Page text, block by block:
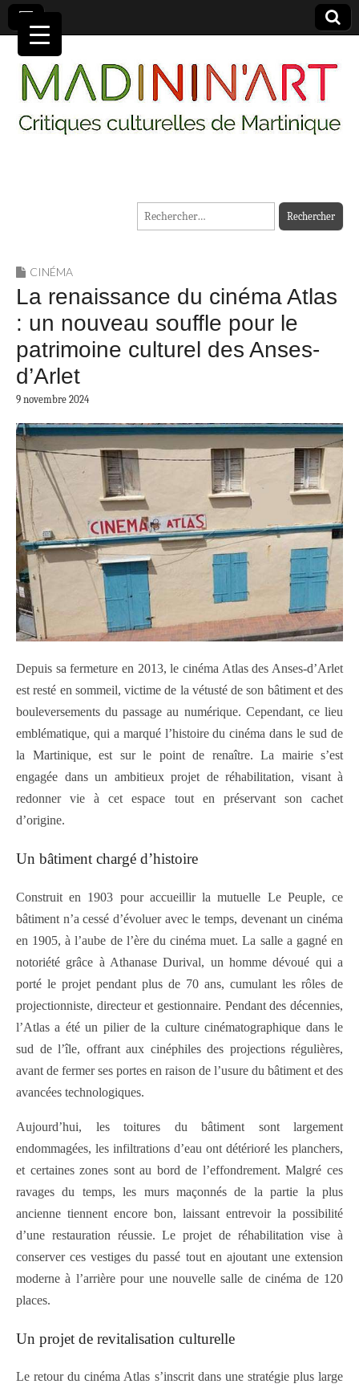
MADININ'ART
Rechercher :
CINÉMA
La renaissance du cinéma Atlas
: un nouveau souffle pour le
patrimoine culturel des Anses-
d’Arlet
9 novembre 2024
Depuis sa fermeture en 2013, le cinéma Atlas des Anses-d’Arlet
est resté en sommeil, victime de la vétusté de son bâtiment et des
bouleversements du passage au numérique. Cependant, ce lieu
emblématique, qui a marqué l’histoire du cinéma dans le sud de
la Martinique, est sur le point de renaître. La mairie s’est
engagée dans un ambitieux projet de réhabilitation, visant à
redonner vie à cet espace tout en préservant son cachet
d’origine.
Un bâtiment chargé d’histoire
Construit en 1903 pour accueillir la mutuelle Le Peuple, ce
bâtiment n’a cessé d’évoluer avec le temps, devenant un cinéma
en 1905, à l’aube de l’ère du cinéma muet. La salle a gagné en
notoriété grâce à Athanase Durival, un homme dévoué qui a
porté le projet pendant plus de 70 ans, cumulant les rôles de
projectionniste, directeur et gestionnaire. Pendant des décennies,
l’Atlas a été un pilier de la culture cinématographique dans le
sud de l’île, offrant aux cinéphiles des projections régulières,
avant de fermer ses portes en raison de l’usure du bâtiment et des
avancées technologiques.
Aujourd’hui, les toitures du bâtiment sont largement
endommagées, les infiltrations d’eau ont détérioré les planchers,
et certaines zones sont au bord de l’effondrement. Malgré ces
ravages du temps, les murs maçonnés de la partie la plus
ancienne tiennent encore bon, laissant entrevoir la possibilité
d’une restauration réussie. Le projet de réhabilitation vise à
conserver ces vestiges du passé tout en ajoutant une extension
moderne à l’arrière pour une nouvelle salle de cinéma de 120
places.
Un projet de revitalisation culturelle
Le retour du cinéma Atlas s’inscrit dans une stratégie plus large